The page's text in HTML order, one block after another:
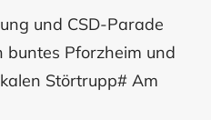
und CSD-Parade
buntes Pforzheim und
Störtrupp# Am